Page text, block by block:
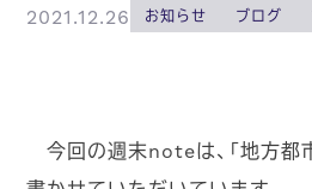
2021.12.26 お知らせ ブログ
今回の週末noteは、「地方都